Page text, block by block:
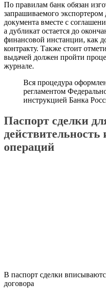
По правилам банк обязан
запрашиваемого
документа вместе с
а дубликат остается до
финансовой инстанции, как
контракту. Также стоит
выдачей должен пройти
журнале.
Вся процедура
регламентом
инструкцией Банка
Паспорт сделки
операций
В паспорт сделки
договора